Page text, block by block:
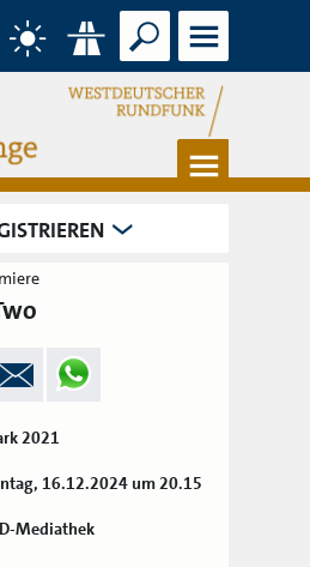
Verkehr
Suche Menü
Menü
2021
16.12.2024 um 20.15
Mediathek